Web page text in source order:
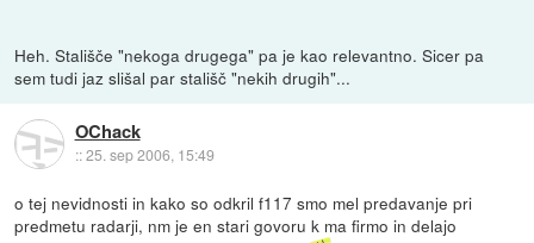
Heh. Stališče "nekoga drugega" pa je kao relevantno. Sicer pa
sem tudi jaz slišal par stališč "nekih drugih"...
OChack
::25. sep 2006, 15:49
o tej nevidnosti in kako so odkril f117 smo mel predavanje pri
predmetu radarji, nm je en stari govoru k ma firmo in delajo